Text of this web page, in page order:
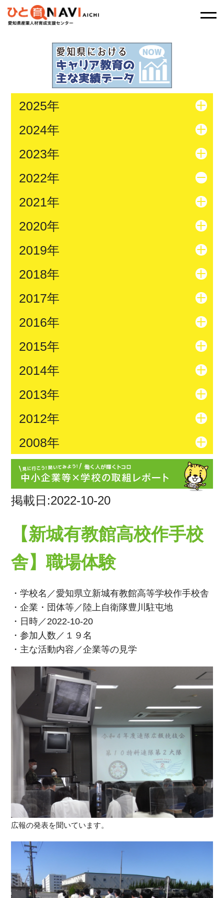
2025年
2024年
2023年
2022年
2021年
2020年
2019年
2018年
2017年
2016年
2015年
2014年
2013年
2012年
2008年
掲載日:2022-10-20
【新城有教館高校作手校
舎】職場体験
・学校名／愛知県立新城有教館高等学校作手校舎
・企業・団体等／陸上自衛隊豊川駐屯地
・日時／2022-10-20
・参加人数／１９名
・主な活動内容／企業等の見学
広報の発表を聞いています。